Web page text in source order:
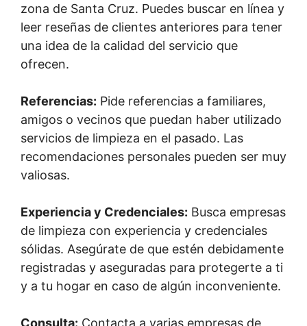
zona de Santa Cruz. Puedes buscar en línea y
leer reseñas de clientes anteriores para tener
una idea de la calidad del servicio que
ofrecen.
Referencias: Pide referencias a familiares,
amigos o vecinos que puedan haber utilizado
servicios de limpieza en el pasado. Las
recomendaciones personales pueden ser muy
valiosas.
Experiencia y Credenciales: Busca empresas
de limpieza con experiencia y credenciales
sólidas. Asegúrate de que estén debidamente
registradas y aseguradas para protegerte a ti
y a tu hogar en caso de algún inconveniente.
Consulta: Contacta a varias empresas de